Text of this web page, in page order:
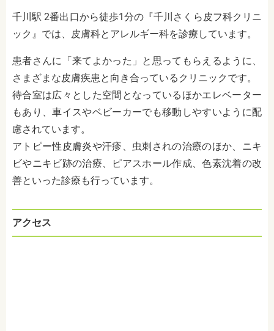
千川駅 2番出口から徒歩1分の『千川さくら皮フ科クリニ
ック』では、皮膚科とアレルギー科を診療しています。
患者さんに「来てよかった」と思ってもらえるように、
さまざまな皮膚疾患と向き合っているクリニックです。
待合室は広々とした空間となっているほかエレベーター
もあり、車イスやベビーカーでも移動しやすいように配
慮されています。
アトピー性皮膚炎や汗疹、虫刺されの治療のほか、ニキ
ビやニキビ跡の治療、ピアスホール作成、色素沈着の改
善といった診療も行っています。
アクセス